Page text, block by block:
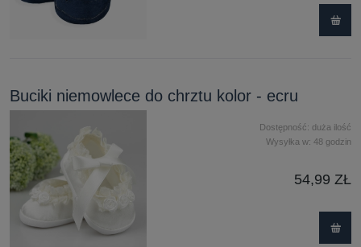
Buciki niemowlece do chrztu kolor - ecru
Dostępność: duża ilość
Wysyłka w: 48 godzin
54,99 ZŁ